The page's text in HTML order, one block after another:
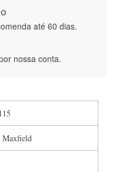
até 60 dias.
nossa conta.
e segurança. Volto a
recomendo